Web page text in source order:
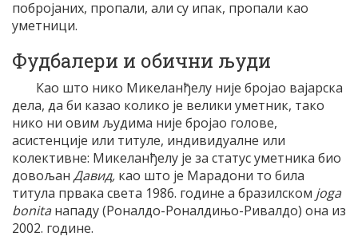
побројаних, пропали, али су ипак, пропали као
уметници.
Фудбалери и обични људи
Као што нико Микеланђелу није бројао вајарска
дела, да би казао колико је велики уметник, тако
нико ни овим људима није бројао голове,
асистенције или титуле, индивидуалне или
колективне: Микеланђелу је за статус уметника био
довољан Давид, као што је Марадони то била
титула првака света 1986. године а бразилском joga
bonitaнападу (Роналдо-Роналдињо-Ривалдо) она из
2002. године.